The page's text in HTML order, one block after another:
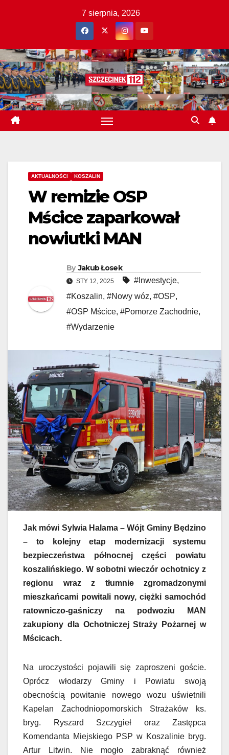
7 sierpnia, 2026
AKTUALNOŚCI KOSZALIN
W remizie OSP
Mścice zaparkował
nowiutki MAN
By Jakub Łosek
STY 12, 2025 #Inwestycje,
#Koszalin, #Nowy wóz, #OSP,
#OSP Mścice, #Pomorze Zachodnie,
#Wydarzenie
Jak mówi Sylwia Halama – Wójt Gminy Będzino
– to kolejny etap modernizacji systemu
bezpieczeństwa północnej części powiatu
koszalińskiego. W sobotni wieczór ochotnicy z
regionu wraz z tłumnie zgromadzonymi
mieszkańcami powitali nowy, ciężki samochód
ratowniczo-gaśniczy na podwoziu MAN
zakupiony dla Ochotniczej Straży Pożarnej w
Mścicach.
Na uroczystości pojawili się zaproszeni goście.
Oprócz włodarzy Gminy i Powiatu swoją
obecnością powitanie nowego wozu uświetnili
Kapelan Zachodniopomorskich Strażaków ks.
bryg. Ryszard Szczygieł oraz Zastępca
Komendanta Miejskiego PSP w Koszalinie bryg.
Artur Litwin. Nie mogło zabraknąć również